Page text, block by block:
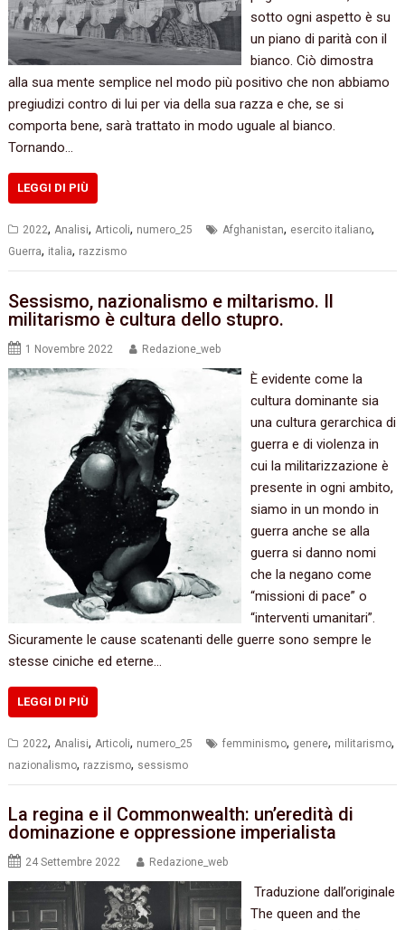
sotto ogni aspetto è su
un piano di parità con il
bianco. Ciò dimostra
alla sua mente semplice nel modo più positivo che non abbiamo
pregiudizi contro di lui per via della sua razza e che, se si
comporta bene, sarà trattato in modo uguale al bianco.
Tornando…
LEGGI DI PIÙ
2022,Analisi,Articoli, numero_25 Afghanistan, esercito italiano,
Guerra, italia, razzismo
Sessismo, nazionalismo e miltarismo. Il
militarismo è cultura dello stupro.
1 Novembre 2022 Redazione_web
È evidente come la
cultura dominante sia
una cultura gerarchica di
guerra e di violenza in
cui la militarizzazione è
presente in ogni ambito,
siamo in un mondo in
guerra anche se alla
guerra si danno nomi
che la negano come
“missioni di pace” o
“interventi umanitari”.
Sicuramente le cause scatenanti delle guerre sono sempre le
stesse ciniche ed eterne…
LEGGI DI PIÙ
2022, Analisi, Articoli, numero_25 femminismo, genere, militarismo,
nazionalismo, razzismo, sessismo
La regina e il Commonwealth: un’eredità di
dominazione e oppressione imperialista
24 Settembre 2022 Redazione_web
Traduzione dall’originale
The queen and the